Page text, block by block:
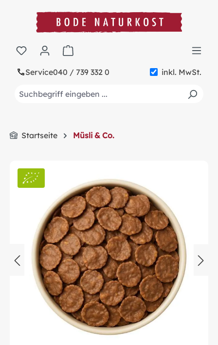
springen
Service040 / 739 332 0 inkl. MwSt.
Warenkorb enthält 0 Positionen. Der
Startseite Müsli & Co.
Bildergalerie überspringen